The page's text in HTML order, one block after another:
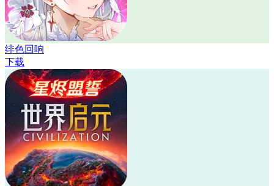
绯色回响
下载